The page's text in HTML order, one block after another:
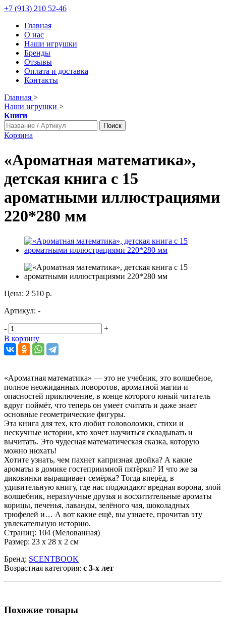
+7 (913) 210 52-46
Главная
О нас
Наши игрушки
Бренды
Отзывы
Оплата и доставка
Контакты
Главная >
Наши игрушки >
Книги
Поиск
Корзина
«Ароматная математика»,
детская книга c 15
ароматными иллюстрациями
220*280 мм
Цена: 2 510 р.
Артикул: -
-
+
В корзину
«Ароматная математика» — это не учебник, это волшебное,
полное неожиданных поворотов, ароматной магии и
опасностей приключение, в конце которого юный читатель
вдруг поймёт, что теперь он умеет считать и даже знает
основные геометрические фигуры.
Эта книга для тех, кто любит головоломки, стихи и
нескучные истории, кто хочет научиться складывать и
вычитать. Это чудесная математическая сказка, которую
можно нюхать!
Хотите узнать, чем пахнет капризная двойка? А какие
ароматы в домике гостеприимной пятёрки? И что же за
диковинки выращивает семёрка? Тогда вперёд, в
удивительную книгу, где нас поджидают вредная ворона, злой
волшебник, неразлучные друзья и восхитительные ароматы
корицы, печенья, лаванды, зелёного чая, шоколадных
трюфелей и… А вот какие ещё, вы узнаете, прочитав эту
увлекательную историю.
Страниц: 104 (Мелованная)
Размер: 23 х 28 х 2 см
Бренд: SCENTBOOK
Возрастная категория: с 3-х лет
Похожие товары